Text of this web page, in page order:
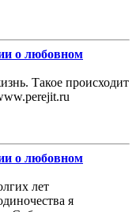
о любовном
Такое происходит
о любовном
лет
я